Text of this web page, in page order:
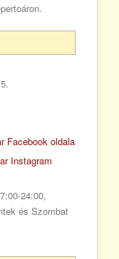
Facebook oldala
Instagram
24:00,
és Szombat